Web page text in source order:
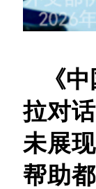
《
拉对
未展
帮助